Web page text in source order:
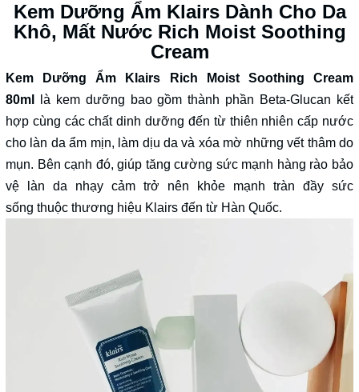
Kem Dưỡng Ẩm Klairs Dành Cho Da
Khô, Mất Nước Rich Moist Soothing
Cream
Kem Dưỡng Ẩm Klairs Rich Moist Soothing Cream
80ml
là kem dưỡng bao gồm thành phần Beta-Glucan kết
hợp cùng các chất dinh dưỡng đến từ thiên nhiên cấp nước
cho làn da ẩm mịn, làm dịu da và xóa mờ những vết thâm do
mụn. Bên cạnh đó, giúp tăng cường sức mạnh hàng rào bảo
vệ làn da nhạy cảm trở nên khỏe mạnh tràn đầy sức
sống thuộc thương hiệu Klairs đến từ Hàn Quốc.